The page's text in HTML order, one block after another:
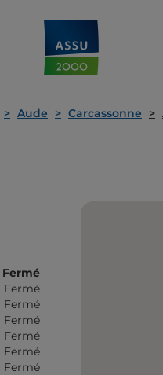
Aude Carcassonne
Fermé
Fermé
Fermé
Fermé
Fermé
Fermé
Fermé